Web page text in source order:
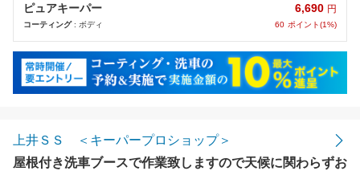
ピュアキーパー
コーティング: ボディ
6,690 円
60 ポイント(1%)
上井ＳＳ ＜キーパープロショップ＞
屋根付き洗車ブースで作業致しますので天候に関わらずお